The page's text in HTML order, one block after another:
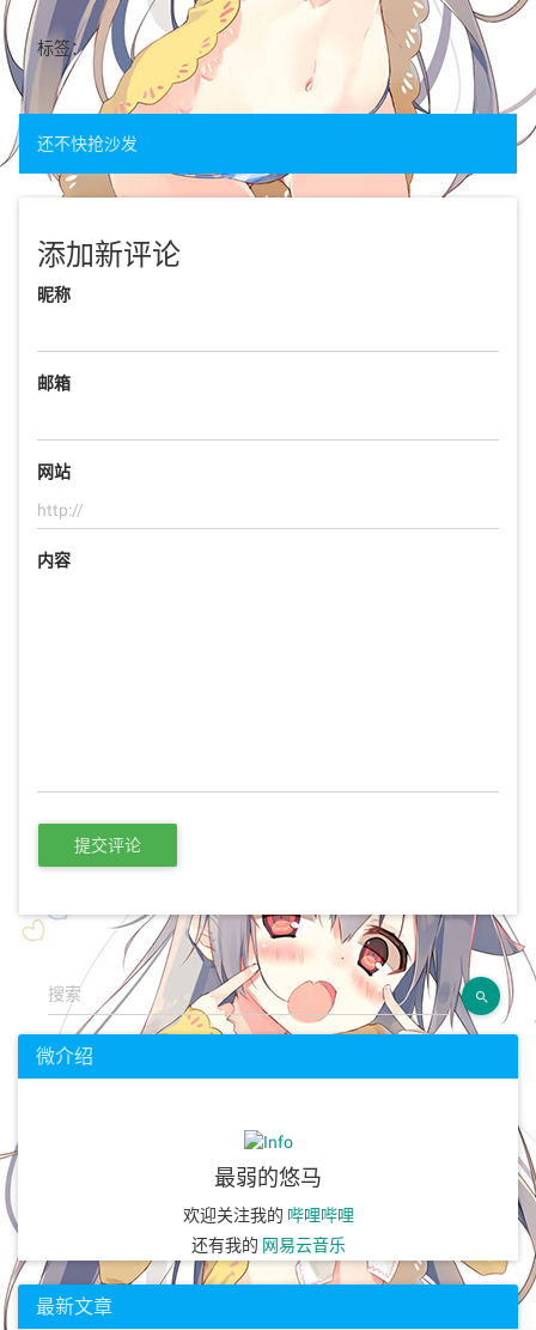
标签：
还不快抢沙发
添加新评论
昵称
邮箱
网站
内容
提交评论
搜索
微介绍
最弱的悠马
欢迎关注我的 哔哩哔哩
还有我的 网易云音乐
最新文章